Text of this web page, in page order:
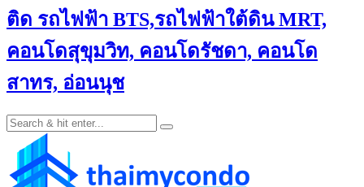
ติด รถไฟฟ้า BTS,รถไฟฟ้าใต้ดิน MRT,
คอนโดสุขุมวิท, คอนโดรัชดา, คอนโด
สาทร, อ่อนนุช